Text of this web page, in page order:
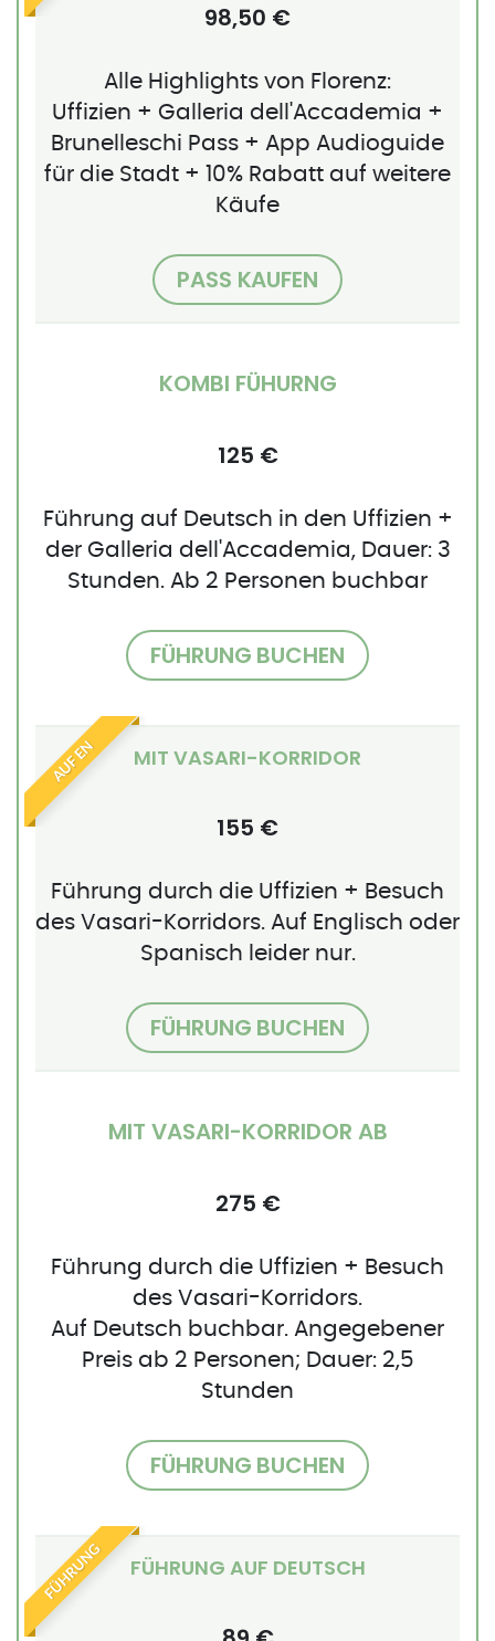
98,50 €
Alle Highlights von Florenz:
Uffizien + Galleria dell'Accademia +
Brunelleschi Pass + App Audioguide
für die Stadt + 10% Rabatt auf weitere
Käufe
PASS KAUFEN
KOMBI FÜHURNG
125 €
Führung auf Deutsch in den Uffizien +
der Galleria dell'Accademia, Dauer: 3
Stunden. Ab 2 Personen buchbar
FÜHRUNG BUCHEN
AUF EN MIT VASARI-KORRIDOR
155 €
Führung durch die Uffizien + Besuch
des Vasari-Korridors. Auf Englisch oder
Spanisch leider nur.
FÜHRUNG BUCHEN
MIT VASARI-KORRIDOR AB
275 €
Führung durch die Uffizien + Besuch
des Vasari-Korridors.
Auf Deutsch buchbar. Angegebener
Preis ab 2 Personen; Dauer: 2,5
Stunden
FÜHRUNG BUCHEN
FÜHRUNG FÜHRUNG AUF DEUTSCH